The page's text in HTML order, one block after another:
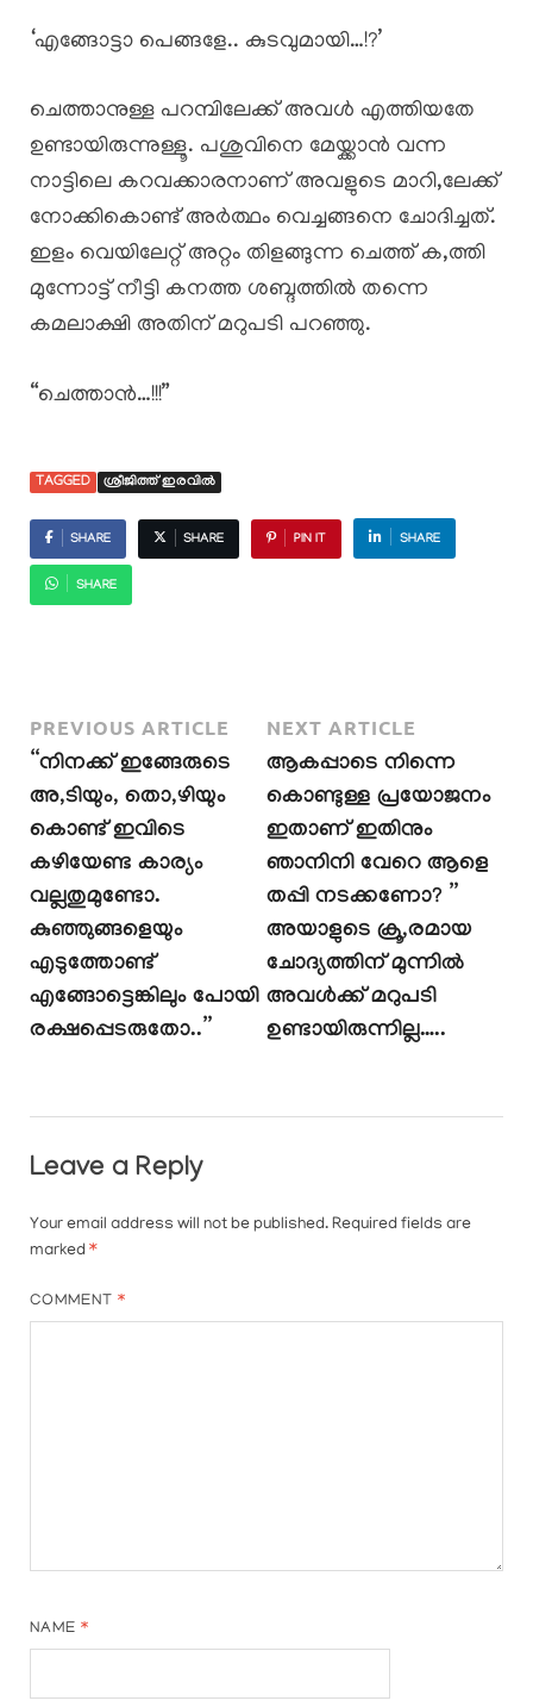
‘എങ്ങോട്ടാ പെങ്ങളേ.. കുടവുമായി…!?’
ചെത്താനുള്ള പറമ്പിലേക്ക് അവൾ എത്തിയതേ
ഉണ്ടായിരുന്നുള്ളൂ. പശുവിനെ മേയ്ക്കാൻ വന്ന
നാട്ടിലെ കറവക്കാരനാണ് അവളുടെ മാറി,ലേക്ക്
നോക്കികൊണ്ട് അർത്ഥം വെച്ചങ്ങനെ ചോദിച്ചത്.
ഇളം വെയിലേറ്റ് അറ്റം തിളങ്ങുന്ന ചെത്ത് ക,ത്തി
മുന്നോട്ട് നീട്ടി കനത്ത ശബ്ദത്തിൽ തന്നെ
കമലാക്ഷി അതിന് മറുപടി പറഞ്ഞു.
“ചെത്താൻ…!!!”
TAGGED ശ്രീജിത്ത് ഇരവിൽ
SHARE SHARE PIN IT SHARE
SHARE
PREVIOUS ARTICLE
“നിനക്ക് ഇങ്ങേരുടെ
അ,ടിയും, തൊ,ഴിയും
കൊണ്ട് ഇവിടെ
കഴിയേണ്ട കാര്യം
വല്ലതുമുണ്ടോ.
കുഞ്ഞുങ്ങളെയും
എടുത്തോണ്ട്
എങ്ങോട്ടെങ്കിലും പോയി
രക്ഷപ്പെടരുതോ..”
NEXT ARTICLE
ആകപ്പാടെ നിന്നെ
കൊണ്ടുള്ള പ്രയോജനം
ഇതാണ് ഇതിനും
ഞാനിനി വേറെ ആളെ
തപ്പി നടക്കണോ? ”
അയാളുടെ ക്രൂ,രമായ
ചോദ്യത്തിന് മുന്നിൽ
അവൾക്ക് മറുപടി
ഉണ്ടായിരുന്നില്ല…..
Leave a Reply
Your email address will not be published. Required fields are
marked *
COMMENT*
NAME*